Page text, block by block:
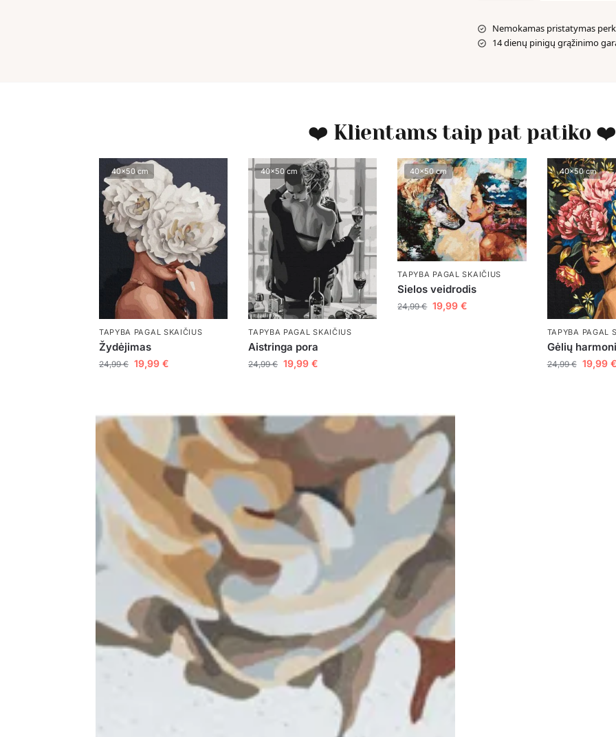
Nemokamas pristatymas
14 dienų pinigų grąžinimo
❤️ Klientams taip pat patiko ❤️
40x50 cm
TAPYBA PAGAL SKAIČIUS
Žydėjimas
24,99€ 19,99 €
40x50 cm
TAPYBA PAGAL SKAIČIUS
Aistringa pora
24,99€ 19,99€
40x50 cm
TAPYBA PAGAL SKAIČIUS
Sielos veidrodis
24,99€ 19,99€
40x50 cm
TAPYBA PAGAL
Gėlių
24,99€ 19,99 €